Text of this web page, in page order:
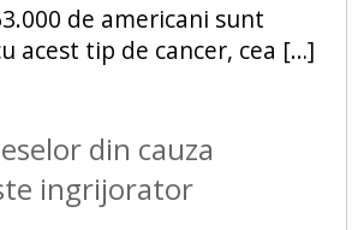
de americani sunt
acest tip de cancer, cea […]
din cauza
ingrijorator